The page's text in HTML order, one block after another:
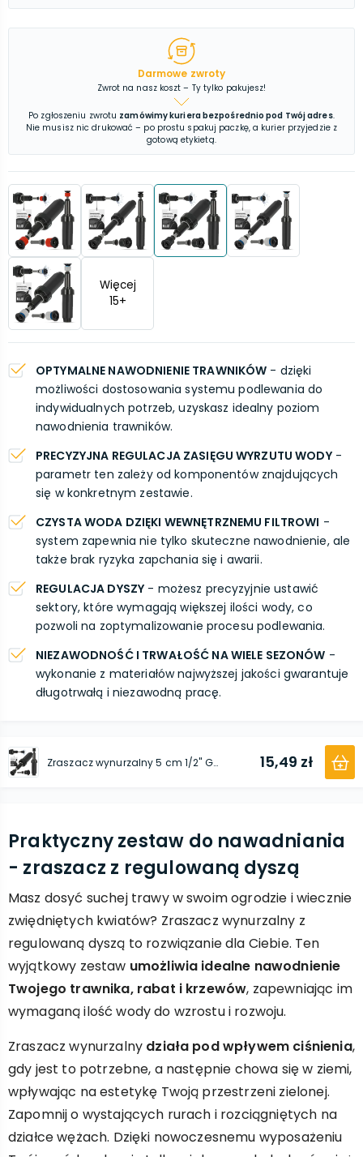
Darmowe zwroty
Zwrot na nasz koszt – Ty tylko pakujesz!
Po zgłoszeniu zwrotu zamówimy kuriera bezpośrednio pod Twój adres.
Nie musisz nic drukować – po prostu spakuj paczkę, a kurier przyjedzie z
gotową etykietą.
Więcej
15+
OPTYMALNE NAWODNIENIE TRAWNIKÓW - dzięki
możliwości dostosowania systemu podlewania do
indywidualnych potrzeb, uzyskasz idealny poziom
nawodnienia trawników.
PRECYZYJNA REGULACJA ZASIĘGU WYRZUTU WODY-
parametr ten zależy od komponentów znajdujących
się w konkretnym zestawie.
CZYSTA WODA DZIĘKI WEWNĘTRZNEMU FILTROWI -
system zapewnia nie tylko skuteczne nawodnienie, ale
także brak ryzyka zapchania się i awarii.
REGULACJA DYSZY - możesz precyzyjnie ustawić
sektory, które wymagają większej ilości wody, co
pozwoli na zoptymalizowanie procesu podlewania.
NIEZAWODNOŚĆ I TRWAŁOŚĆ NA WIELE SEZONÓW -
wykonanie z materiałów najwyższej jakości gwarantuje
długotrwałą i niezawodną pracę.
Zraszacz wynurzalny 5 cm 1/2'' GW x 3/8'' GZ z dyszą regulowaną 0-360° / 4,9 m 3/8'' GW 15,49 zł
Praktyczny zestaw do nawadniania
- zraszacz z regulowaną dyszą
Masz dosyć suchej trawy w swoim ogrodzie i wiecznie
zwiędniętych kwiatów? Zraszacz wynurzalny z
regulowaną dyszą to rozwiązanie dla Ciebie. Ten
wyjątkowy zestaw umożliwia idealne nawodnienie
Twojego trawnika, rabat i krzewów, zapewniając im
wymaganą ilość wody do wzrostu i rozwoju.
Zraszacz wynurzalny działa pod wpływem ciśnienia,
gdy jest to potrzebne, a następnie chowa się w ziemi,
wpływając na estetykę Twoją przestrzeni zielonej.
Zapomnij o wystających rurach i rozciągniętych na
działce wężach. Dzięki nowoczesnemu wyposażeniu